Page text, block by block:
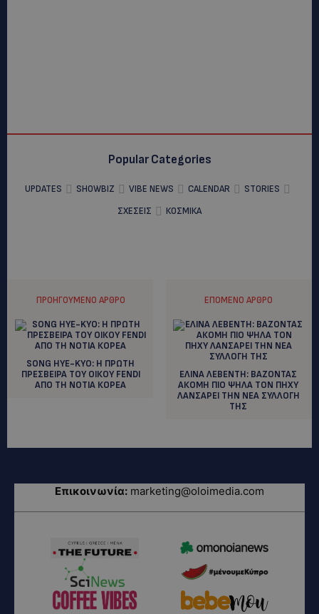
Popular Categories
UPDATES SHOWBIZ VIBE NEWS CALENDAR
STORIES
ΣΧΕΣΕΙΣ
ΚΟΣΜΙΚΑ
ΠΡΟΗΓΟΎΜΕΝΟ ΆΡΘΡΟ
SONG HYE-KYO: Η ΠΡΩΤΗ
ΠΡΕΣΒΕΙΡΑ ΤΟΥ ΟΙΚΟΥ FENDI
ΑΠΟ ΤΗ ΝΟΤΙΑ ΚΟΡΕΑ
ΕΠΌΜΕΝΟ ΆΡΘΡΟ
ΕΛΙΝΑ ΛΕΒΕΝΤΗ: ΒΑΖΟΝΤΑΣ
ΑΚΟΜΗ ΠΙΟ ΨΗΛΑ ΤΟΝ ΠΗΧΥ
ΛΑΝΣΑΡΕΙ ΤΗΝ ΝΕΑ ΣΥΛΛΟΓΗ
ΤΗΣ
Επικοινωνία: marketing@oloimedia.com